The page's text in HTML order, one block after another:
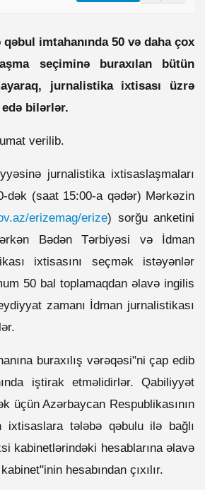
imtahanında 50 və daha çox
seçiminə buraxılan bütün
jurnalistika ixtisası üzrə
bilərlər.
verilib.
jurnalistika ixtisaslaşmaları
dək (saat 15:00-a qədər) Mərkəzin
erizemag/erize) sorğu anketini
Bədən Tərbiyəsi və İdman
ixtisasını seçmək istəyənlər
50 bal toplamaqdan əlavə ingilis
zamanı İdman jurnalistikası
buraxılış vərəqəsi"ni çap edib
iştirak etməlidirlər. Qabiliyyət
üçün Azərbaycan Respublikasının
tələbə qəbulu ilə bağlı
kabinetlərindəki hesablarına əlavə
hesabından çıxılır.